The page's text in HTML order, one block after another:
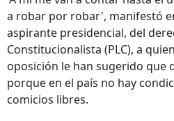
a robar por robar', manifestó
aspirante presidencial, del
Constitucionalista (PLC), a
oposición le han sugerido que
porque en el país no hay
comicios libres.